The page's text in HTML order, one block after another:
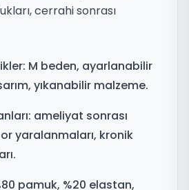
cerrahi sonrası
M beden, ayarlanabilir
yıkanabilir malzeme.
ameliyat sonrası
yaralanmaları, kronik
pamuk, %20 elastan,